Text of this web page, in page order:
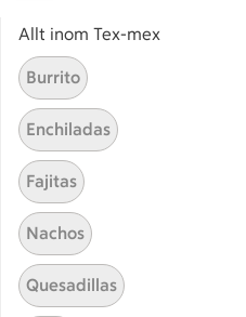
FAQ
Kundservice
Kontakta oss
Massa erbjudanden
Bli stammis på ICA
ICAs inspirationsmejl
Prenumerera
Allt inom Tex-mex
Burrito
Enchiladas
Fajitas
Nachos
Quesadillas